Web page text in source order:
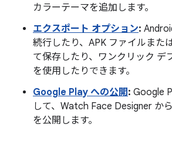
カラーテーマを追加します。
エクスポート オプション:
続行したり、APK ファイルまた
て保存したり、ワンクリック デ
を使用したりできます。
Google Play への公開: Google
して、Watch Face Designer か
を公開します。